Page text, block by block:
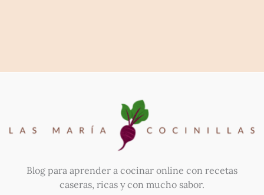
Blog para aprender a cocinar online con recetas
caseras, ricas y con mucho sabor.